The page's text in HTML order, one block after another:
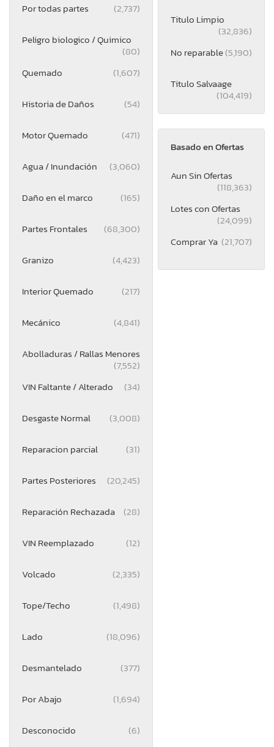
Por todas partes (2,737)
Peligro biologico / Quimico
(80)
Quemado
(1,607)
Historia de Daños (54)
Motor Quemado (471)
Agua / Inundación (3,060)
Daño en el marco (165)
Partes Frontales (68,300)
Granizo (4,423)
Interior Quemado (217)
Mecánico (4,841)
Abolladuras / Rallas Menores
(7,552)
VIN Faltante / Alterado
(34)
Desgaste Normal (3,008)
Reparacion parcial (31)
Partes Posteriores (20,245)
Reparación Rechazada (28)
VIN Reemplazado (12)
Volcado (2,335)
Tope/Techo (1,498)
Lado (18,096)
Desmantelado (377)
Por Abajo (1,694)
Desconocido (6)
Titulo Limpio
(32,836)
No reparable(5,190)
Titulo Salvaage
(104,419)
Basado en Ofertas
Aun Sin Ofertas
(118,363)
Lotes con Ofertas
(24,099)
Comprar Ya (21,707)